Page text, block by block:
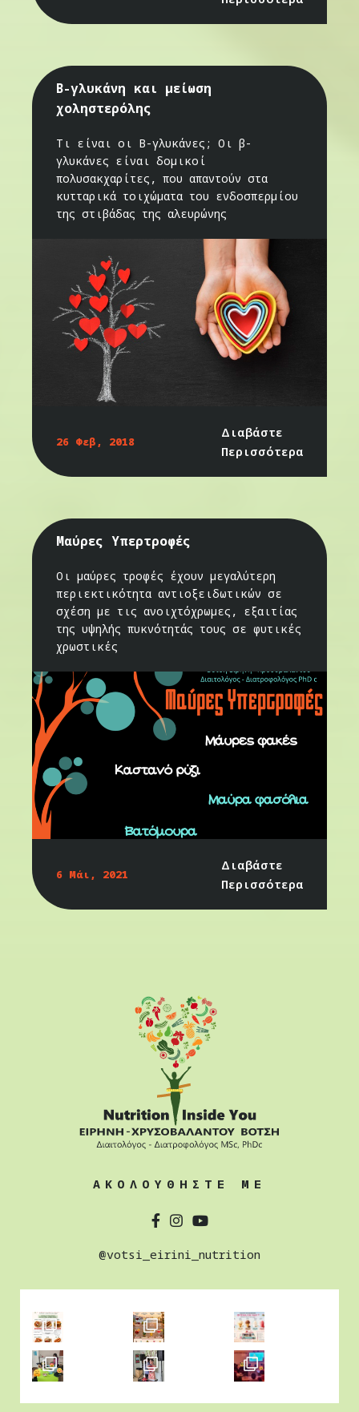
Β-γλυκάνη και μείωση
χοληστερόλης
Τι είναι οι Β-γλυκάνες; Οι β-
γλυκάνες είναι δομικοί
πολυσακχαρίτες, που απαντούν στα
κυτταρικά τοιχώματα του ενδοσπερμίου
της στιβάδας της αλευρώνης
26 Φεβ, 2018
Διαβάστε
Περισσότερα
Μαύρες Υπερτροφές
Οι μαύρες τροφές έχουν μεγαλύτερη
περιεκτικότητα αντιοξειδωτικών σε
σχέση με τις ανοιχτόχρωμες, εξαιτίας
της υψηλής πυκνότητάς τους σε φυτικές
χρωστικές
6 Μάι, 2021
Διαβάστε
Περισσότερα
ΑΚΟΛΟΥΘΗΣΤΕ ΜΕ
@votsi_eirini_nutrition